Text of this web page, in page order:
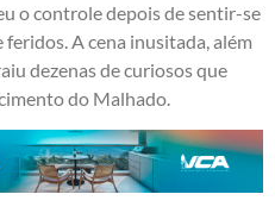
o controle depois de sentir-se
A cena inusitada, além
dezenas de curiosos que
do Malhado.